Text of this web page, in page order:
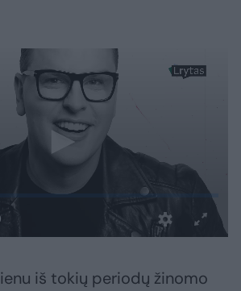
iš tokių periodų žinomo